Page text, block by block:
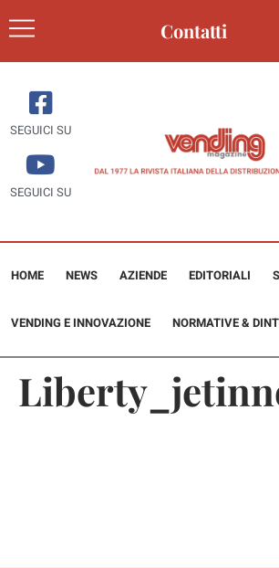
Contatti
SEGUICI SU
SEGUICI SU
HOME NEWS AZIENDE EDITORIALI
VENDING E INNOVAZIONE NORMATIVE &